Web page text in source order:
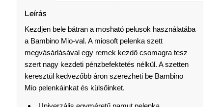
Leírás
Kezdjen bele bátran a mosható pelusok használatába
a Bambino Mio-val. A miosoft pelenka szett
megvásárlásával egy remek kezdő csomagra tesz
szert nagy kezdeti pénzbefektetés nélkül. A szetten
keresztül kedvezőbb áron szerezheti be Bambino
Mio pelenkáinkat és külsőinket.